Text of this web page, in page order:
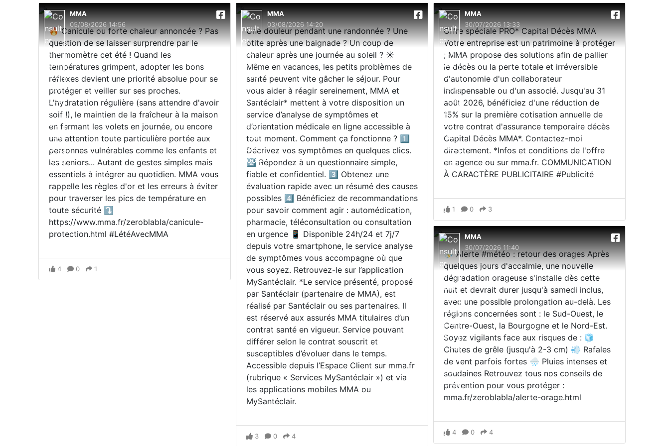
MMA
05/08/2026 14:56
🔥 Canicule ou forte chaleur annoncée ? Pas
question de se laisser surprendre par le
thermomètre cet été ! Quand les
températures grimpent, adopter les bons
réflexes devient une priorité absolue pour se
protéger et veiller sur ses proches.
L'hydratation régulière (sans attendre d'avoir
soif !), le maintien de la fraîcheur à la maison
en fermant les volets en journée, ou encore
une attention toute particulière portée aux
personnes vulnérables comme les enfants et
les seniors... Autant de gestes simples mais
essentiels à intégrer au quotidien. MMA vous
rappelle les règles d'or et les erreurs à éviter
pour traverser les pics de température en
toute sécurité ⤵️
https://www.mma.fr/zeroblabla/canicule-
protection.html #LétéAvecMMA
4 0 1
MMA
03/08/2026 14:20
Une douleur pendant une randonnée ? Une
otite après une baignade ? Un coup de
chaleur après une journée au soleil ? ☀️
Même en vacances, les petits problèmes de
santé peuvent vite gâcher le séjour. Pour
vous aider à réagir sereinement, MMA et
Santéclair* mettent à votre disposition un
service d’analyse de symptômes et
d’orientation médicale en ligne accessible à
tout moment. Comment ça fonctionne ? 1️⃣
Décrivez vos symptômes en quelques clics.
2️⃣ Répondez à un questionnaire simple,
fiable et confidentiel. 3️⃣ Obtenez une
évaluation rapide avec un résumé des causes
possibles 4️⃣ Bénéficiez de recommandations
pour savoir comment agir : automédication,
pharmacie, téléconsultation ou consultation
en urgence 📱 Disponible 24h/24 et 7j/7
depuis votre smartphone, le service analyse
de symptômes vous accompagne où que
vous soyez. Retrouvez-le sur l’application
MySantéclair. *Le service présenté, proposé
par Santéclair (partenaire de MMA), est
réalisé par Santéclair ou ses partenaires. Il
est réservé aux assurés MMA titulaires d’un
contrat santé en vigueur. Service pouvant
différer selon le contrat souscrit et
susceptibles d’évoluer dans le temps.
Accessible depuis l’Espace Client sur mma.fr
(rubrique « Services MySantéclair ») et via
les applications mobiles MMA ou
MySantéclair.
3 0 4
MMA
30/07/2026 13:33
Offre spéciale PRO* Capital Décès MMA
Votre entreprise est un patrimoine à protéger
; MMA propose des solutions afin de pallier
le décès ou la perte totale et irréversible
d'autonomie d'un collaborateur
indispensable ou d'un associé. Jusqu'au 31
août 2026, bénéficiez d'une réduction de
15% sur la première cotisation annuelle de
votre contrat d'assurance temporaire décès
Capital Décès MMA*. Contactez-moi
directement. *Infos et conditions de l'offre
en agence ou sur mma.fr. COMMUNICATION
À CARACTÈRE PUBLICITAIRE #Publicité
1 0 3
MMA
30/07/2026 11:40
⛈️ Alerte #météo : retour des orages Après
quelques jours d'accalmie, une nouvelle
dégradation orageuse s'installe dès cette
nuit et devrait durer jusqu'à samedi inclus,
avec une possible prolongation au-delà. Les
régions concernées sont : le Sud-Ouest, le
Centre-Ouest, la Bourgogne et le Nord-Est.
Soyez vigilants face aux risques de : 🧊
Chutes de grêle (jusqu'à 2-3 cm) 💨 Rafales
de vent parfois fortes 🌧️ Pluies intenses et
soudaines Retrouvez tous nos conseils de
prévention pour vous protéger :
mma.fr/zeroblabla/alerte-orage.html
4 0 4